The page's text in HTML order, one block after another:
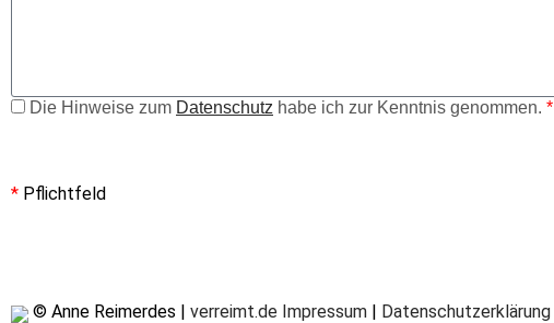
Die Hinweise zum Datenschutz habe ich zur Kenntnis genommen. *
* Pflichtfeld
© Anne Reimerdes | verreimt.de Impressum | Datenschutzerklärung